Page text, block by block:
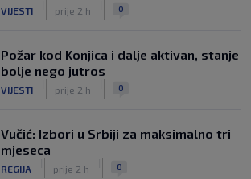
VIJESTI prije 2 h 0
Požar kod Konjica i dalje aktivan, stanje
bolje nego jutros
VIJESTI prije 2 h 0
Vučić: Izbori u Srbiji za maksimalno tri
mjeseca
REGIJA prije 2 h 0